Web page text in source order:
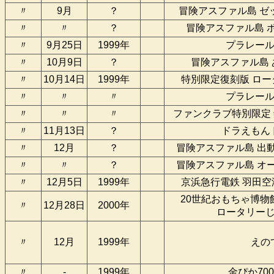
〃
9月 ？
冒険アスファル島 ゼ
〃
〃 ？
冒険アスファル島
〃
9月25日 1999年
プラレー
〃
10月9日 ？
冒険アスファル島
〃
10月14日 1999年
特別限定復刻版 ロ
〃
〃 〃
プラレー
〃
〃 〃
ファンクラブ特別限
〃
11月13日 ？
ドラえも
〃
12月 ？
冒険アスファル島 出
〃
〃 ？
冒険アスファル島 オ
〃
12月5日 1999年 京浜急行電鉄 羽田
〃 12月28日 2000年
20世紀おもちゃ博物
ロータリー
〃 12月 1999年 えの